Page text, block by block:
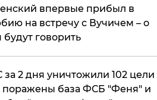
впервые прибыл в
на встречу с Вучичем – о
будут говорить
за 2 дня уничтожили 102 цели
база ФСБ "Феня" и